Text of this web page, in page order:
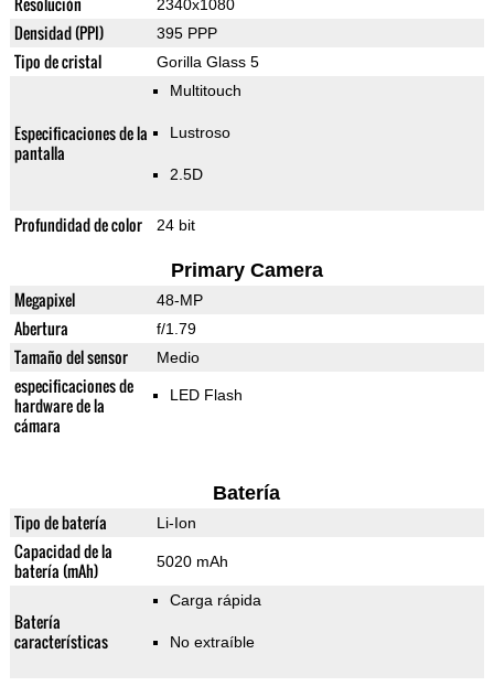
2340x1080
Densidad (PPI) 395 PPP
Tipo de cristal Gorilla Glass 5
Especificaciones de la
pantalla
Multitouch
Lustroso
2.5D
Profundidad de color 24 bit
Primary Camera
Megapixel 48-MP
Abertura f/1.79
Tamaño del sensor Medio
especificaciones de
hardware de la
cámara
LED Flash
Batería
Tipo de batería Li-Ion
Capacidad de la
batería (mAh)
5020 mAh
Batería
características
Carga rápida
No extraíble